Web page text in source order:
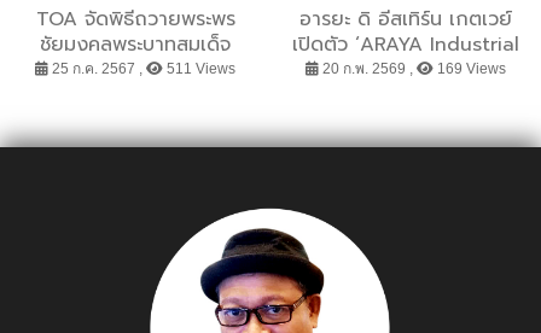
TOA จัดพิธีถวายพระพร
ชัยมงคลพระบาทสมเด็จ
พระเจ้าอยู่หัว เนื่องในโอกาส
กรกฎาคม 2567
25 ก.ค. 2567 , 511 Views
อารยะ ดิ อีสเทิร์น เกตเวย์
เปิดตัว ‘ARAYA Industrial
and Logistics Hub’ เติม
ซัพพลายเชนแห่งภูมิภาค
20 ก.พ. 2569 , 169 Views